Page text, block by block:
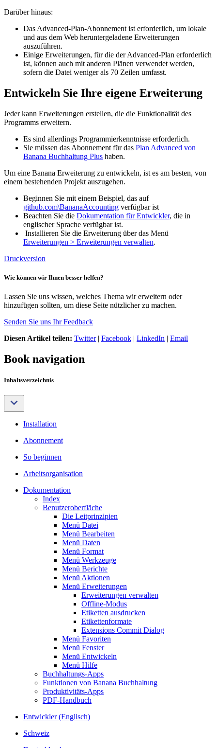
Darüber hinaus:
Das Advanced-Plan-Abonnement ist erforderlich, um lokale
und aus dem Web heruntergeladene Erweiterungen
auszuführen.
Einige Erweiterungen, für die der Advanced-Plan erforderlich
ist, können auch mit anderen Plänen verwendet werden,
sofern die Datei weniger als 70 Zeilen umfasst.
Entwickeln Sie Ihre eigene Erweiterung
Jeder kann Erweiterungen erstellen, die die Funktionalität des
Programms erweitern.
Es sind allerdings Programmierkenntnisse erforderlich.
Sie müssen das Abonnement für das Plan Advanced von
Banana Buchhaltung Plus haben.
Um eine Banana Erweiterung zu entwickeln, ist es am besten, von
einem bestehenden Projekt auszugehen.
Beginnen Sie mit einem Beispiel, das auf
github.com\BananaAccounting verfügbar ist
Beachten Sie die Dokumentation für Entwickler, die in
englischer Sprache verfügbar ist.
Installieren Sie die Erweiterung über das Menü
Erweiterungen > Erweiterungen verwalten.
Druckversion
Wie können wir Ihnen besser helfen?
Lassen Sie uns wissen, welches Thema wir erweitern oder
hinzufügen sollten, um diese Seite nützlicher zu machen.
Senden Sie uns Ihr Feedback
Diesen Artikel teilen: Twitter| Facebook | LinkedIn | Email
Book navigation
Inhaltsverzeichnis
Installation
Abonnement
So beginnen
Arbeitsorganisation
Dokumentation
Index
Benutzeroberfläche
Die Leitprinzipien
Menü Datei
Menü Bearbeiten
Menü Daten
Menü Format
Menü Werkzeuge
Menü Berichte
Menü Aktionen
Menü Erweiterungen
Erweiterungen verwalten
Offline-Modus
Etiketten ausdrucken
Etikettenformate
Extensions Commit Dialog
Menü Favoriten
Menü Fenster
Menü Entwickeln
Menü Hilfe
Buchhaltungs-Apps
Funktionen von Banana Buchhaltung
Produktivitäts-Apps
PDF-Handbuch
Entwickler (Englisch)
Schweiz